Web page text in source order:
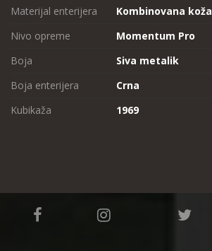
Materijal enterijera
Kombinovana koža
Nivo opreme
Momentum Pro
Boja
Siva metalik
Boja enterijera
Crna
Kubikaža
1969